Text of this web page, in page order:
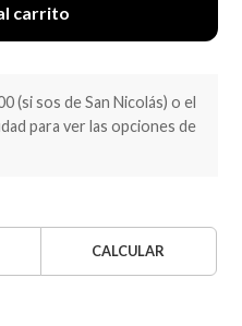
carrito
(si sos de San Nicolás) o el
para ver las opciones de
CALCULAR